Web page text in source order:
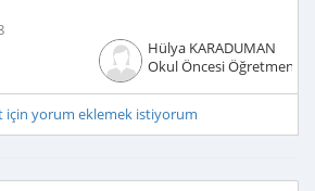
Hülya KARADUMAN
Okul Öncesi Öğretmeni
için yorum eklemek istiyorum